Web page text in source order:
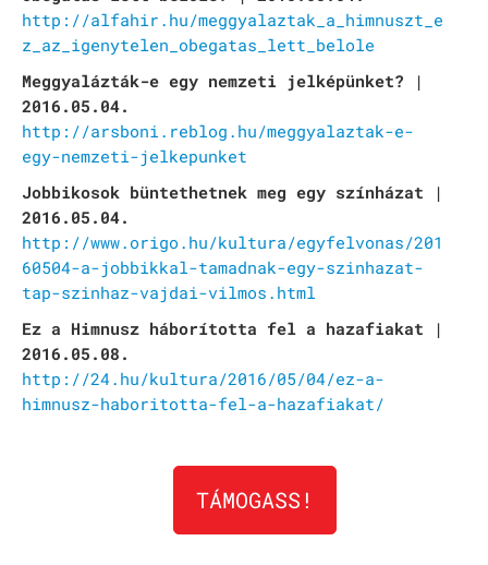
http://alfahir.hu/meggyalaztak_a_himnuszt_e
z_az_igenytelen_obegatas_lett_belole
Meggyalázták-e egy nemzeti jelképünket? |
2016.05.04.
http://arsboni.reblog.hu/meggyalaztak-e-
egy-nemzeti-jelkepunket
Jobbikosok büntethetnek meg egy színházat |
2016.05.04.
http://www.origo.hu/kultura/egyfelvonas/201
60504-a-jobbikkal-tamadnak-egy-szinhazat-
tap-szinhaz-vajdai-vilmos.html
Ez a Himnusz háborította fel a hazafiakat |
2016.05.08.
http://24.hu/kultura/2016/05/04/ez-a-
himnusz-haboritotta-fel-a-hazafiakat/
TÁMOGASS!